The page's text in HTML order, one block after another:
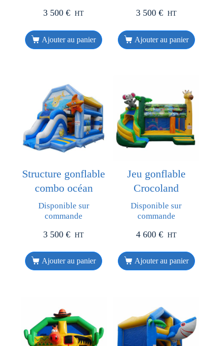
3 500€ HT
Ajouter au panier
3 500 € HT
Ajouter au panier
Structure gonflable
combo océan
Disponible sur
commande
3 500€ HT
Ajouter au panier
Jeu gonflable
Crocoland
Disponible sur
commande
4 600 € HT
Ajouter au panier